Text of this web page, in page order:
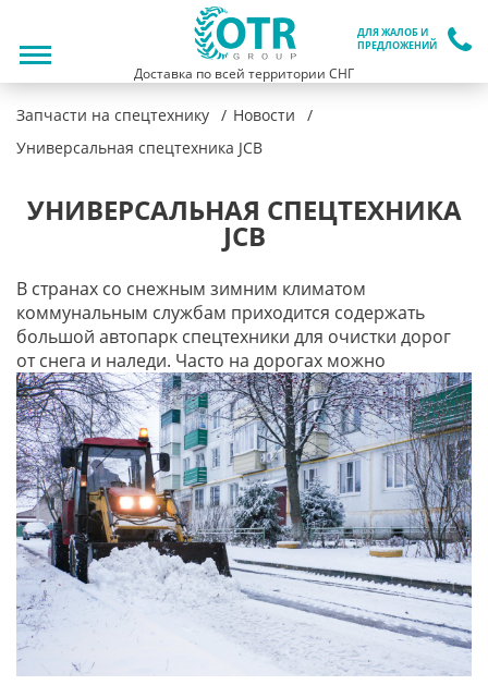
ДЛЯ ЖАЛОБ И
ПРЕДЛОЖЕНИЙ
Доставка по всей территории СНГ
Запчасти на спецтехнику
Новости
Универсальная спецтехника JCB
УНИВЕРСАЛЬНАЯ СПЕЦТЕХНИКА
JCB
В странах со снежным зимним климатом
коммунальным службам приходится содержать
большой автопарк спецтехники для очистки дорог
от снега и наледи. Часто на дорогах можно